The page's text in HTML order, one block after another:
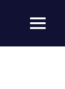
MENU